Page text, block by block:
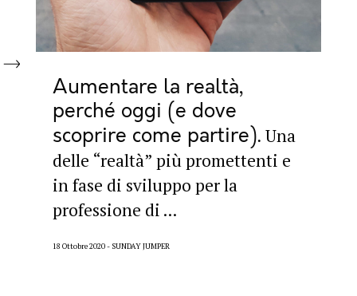
Aumentare la realtà,
perché oggi (e dove
scoprire come partire) Una
delle “realtà” più promettenti e
in fase di sviluppo per la
professione di ...
18 Ottobre 2020 SUNDAY JUMPER